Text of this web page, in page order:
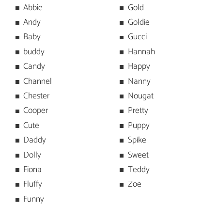
Abbie
Andy
Baby
buddy
Candy
Channel
Chester
Cooper
Cute
Daddy
Dolly
Fiona
Fluffy
Funny
Gold
Goldie
Gucci
Hannah
Happy
Nanny
Nougat
Pretty
Puppy
Spike
Sweet
Teddy
Zoe